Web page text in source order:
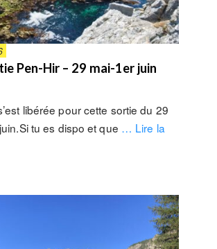
Pen-Hir – 29 mai-1er juin
libérée pour cette sortie du 29
tu es dispo et que … Lire la